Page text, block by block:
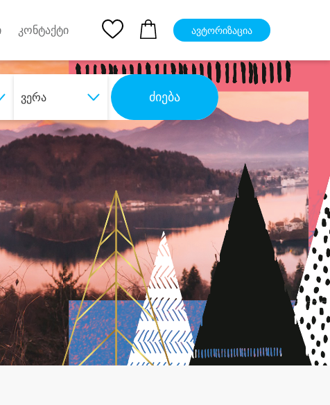
კონტაქტი ავტორიზაცია
ვერა ძიება
დიდი დანაზოგით